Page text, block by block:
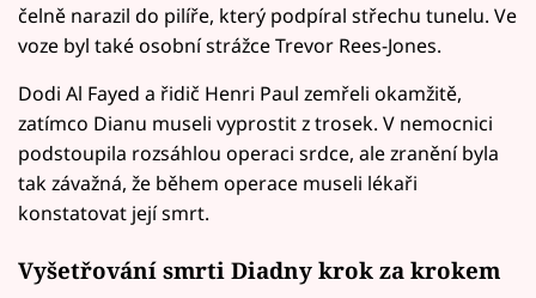
čelně narazil do pilíře, který podpíral střechu tunelu. Ve
voze byl také osobní strážce Trevor Rees-Jones.
Dodi Al Fayed a řidič Henri Paul zemřeli okamžitě,
zatímco Dianu museli vyprostit z trosek. V nemocnici
podstoupila rozsáhlou operaci srdce, ale zranění byla
tak závažná, že během operace museli lékaři
konstatovat její smrt.
Vyšetřování smrti Diadny krok za krokem